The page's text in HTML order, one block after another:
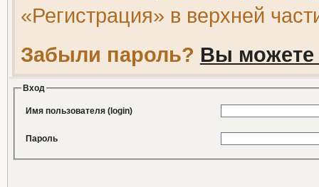
«Регистрация» в верхней
Забыли пароль? Вы можете
Вход
Имя пользователя (login)
Пароль